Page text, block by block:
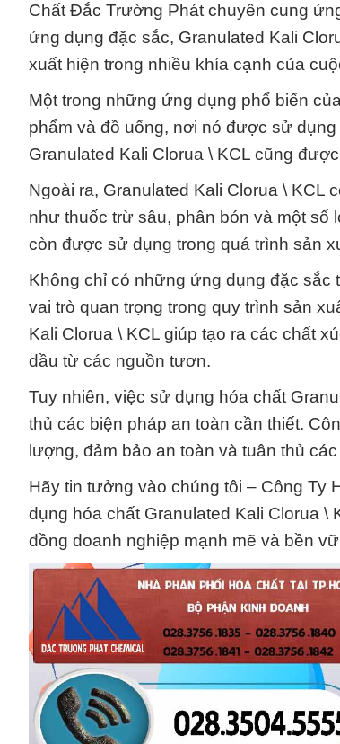
Chất Đắc Trường Phát chuyên cung
ứng dụng đặc sắc, Granulated Kali
xuất hiện trong nhiều khía cạnh của
Một trong những ứng dụng phổ biến
phẩm và đồ uống, nơi nó được sử
Granulated Kali Clorua \ KCL cũng
Ngoài ra, Granulated Kali Clorua \ KCL
như thuốc trừ sâu, phân bón và một số
còn được sử dụng trong quá trình sản
Không chỉ có những ứng dụng đặc sắc
vai trò quan trọng trong quy trình sản
Kali Clorua \ KCL giúp tạo ra các chất
dầu từ các nguồn tươn.
Tuy nhiên, việc sử dụng hóa chất
thủ các biện pháp an toàn cần thiết.
lượng, đảm bảo an toàn và tuân thủ
Hãy tin tưởng vào chúng tôi – Công Ty
dụng hóa chất Granulated Kali Clorua \
đồng doanh nghiệp mạnh mẽ và bền